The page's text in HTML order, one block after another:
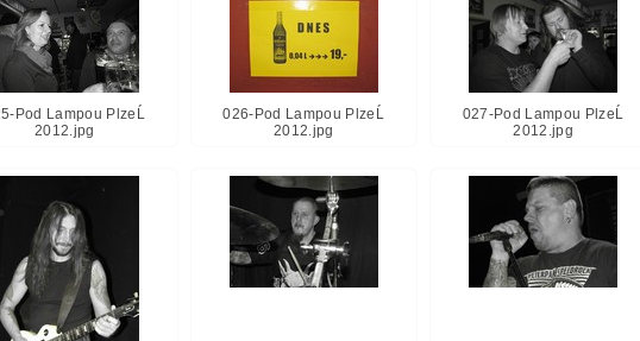
Pod Lampou PlzeĹ
2012.jpg
026-Pod Lampou PlzeĹ
2012.jpg
027-Pod Lampou PlzeĹ
2012.jpg